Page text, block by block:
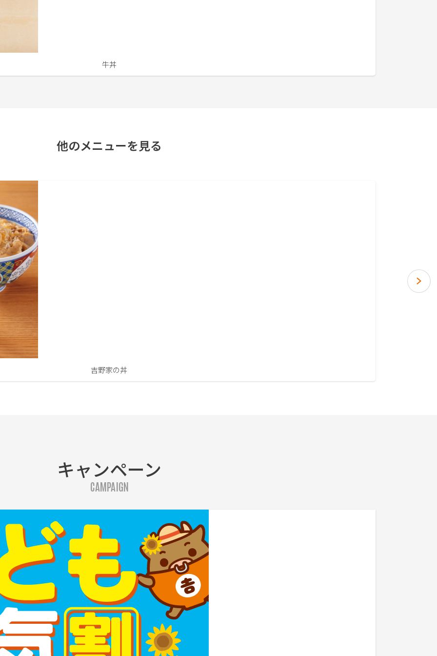
牛丼
他のメニューを見る
吉野家の丼
キャンペーン
CAMPAIGN